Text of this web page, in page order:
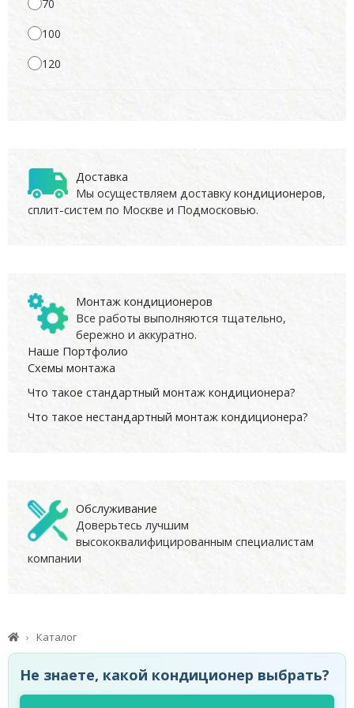
70
100
120
Доставка
Мы осуществляем доставку кондиционеров,
сплит-систем по Москве и Подмосковью.
Монтаж кондиционеров
Все работы выполняются тщательно,
бережно и аккуратно.
Наше Портфолио
Схемы монтажа
Что такое стандартный монтаж кондиционера?
Что такое нестандартный монтаж кондиционера?
Обслуживание
Доверьтесь лучшим
высококвалифицированным специалистам
компании
Каталог
Не знаете, какой кондиционер выбрать?